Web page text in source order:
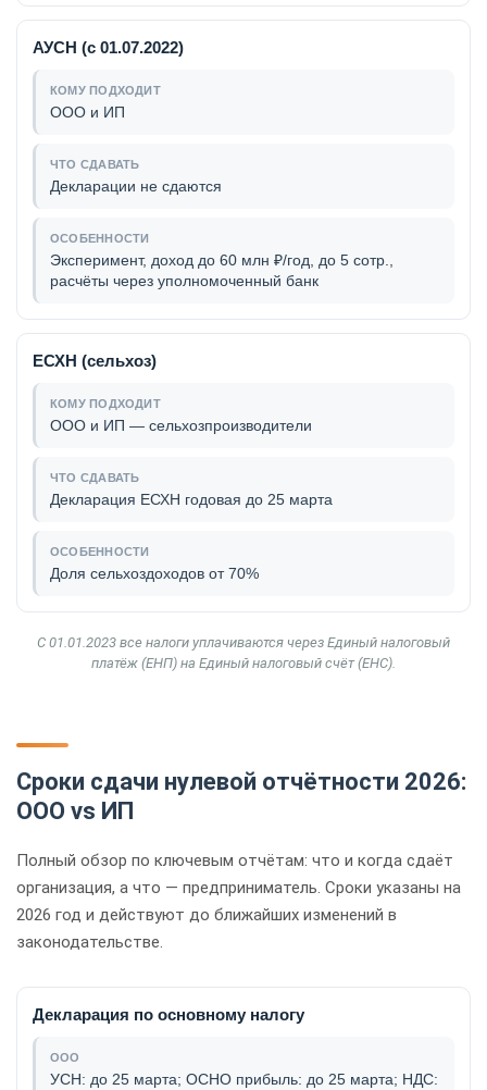
АУСН (с 01.07.2022)
ООО и ИП
Декларации не сдаются
Эксперимент, доход до 60 млн ₽/год, до 5 сотр.,
расчёты через уполномоченный банк
ЕСХН (сельхоз)
ООО и ИП — сельхозпроизводители
Декларация ЕСХН годовая до 25 марта
Доля сельхоздоходов от 70%
С 01.01.2023 все налоги уплачиваются через Единый налоговый
платёж (ЕНП) на Единый налоговый счёт (ЕНС).
Сроки сдачи нулевой отчётности 2026:
ООО vs ИП
Полный обзор по ключевым отчётам: что и когда сдаёт
организация, а что — предприниматель. Сроки указаны на
2026 год и действуют до ближайших изменений в
законодательстве.
Декларация по основному налогу
УСН: до 25 марта; ОСНО прибыль: до 25 марта; НДС: